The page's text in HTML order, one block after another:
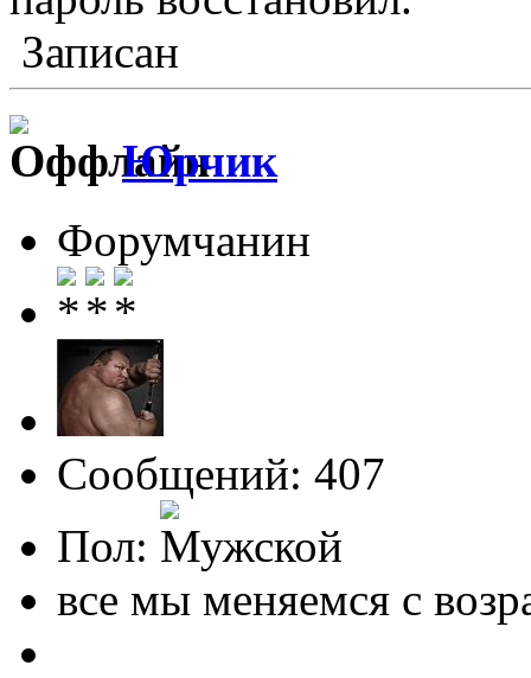
Записан
Юрчик
Форумчанин
Сообщений: 407
Пол:
все мы меняемся с